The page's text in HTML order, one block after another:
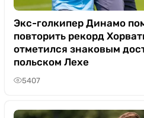
Экс-голкипер Динамо
повторить рекорд
отметился знаковым
польском Лехе
5407